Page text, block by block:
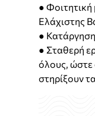
● Φοιτητική
Ελάχιστης
●
● Σταθερή
όλους, ώστε
στηρίξουν